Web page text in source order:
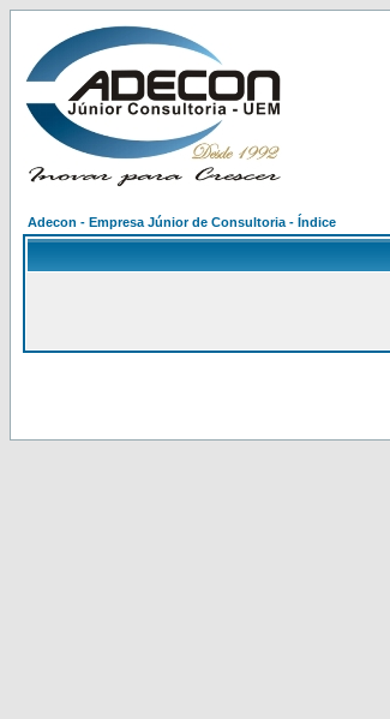
Adecon - Empresa Júnior de Consultoria - Índice